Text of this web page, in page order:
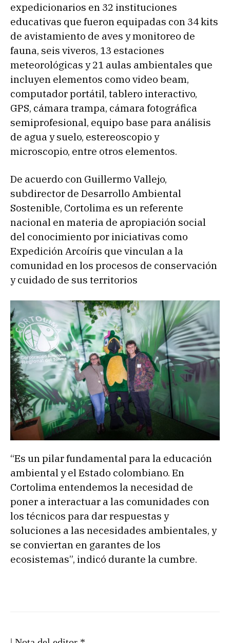
expedicionarios en 32 instituciones
educativas que fueron equipadas con 34 kits
de avistamiento de aves y monitoreo de
fauna, seis viveros, 13 estaciones
meteorológicas y 21 aulas ambientales que
incluyen elementos como video beam,
computador portátil, tablero interactivo,
GPS, cámara trampa, cámara fotográfica
semiprofesional, equipo base para análisis
de agua y suelo, estereoscopio y
microscopio, entre otros elementos.
De acuerdo con Guillermo Vallejo,
subdirector de Desarrollo Ambiental
Sostenible, Cortolima es un referente
nacional en materia de apropiación social
del conocimiento por iniciativas como
Expedición Arcoíris que vinculan a la
comunidad en los procesos de conservación
y cuidado de sus territorios
“Es un pilar fundamental para la educación
ambiental y el Estado colombiano. En
Cortolima entendemos la necesidad de
poner a interactuar a las comunidades con
los técnicos para dar respuestas y
soluciones a las necesidades ambientales, y
se conviertan en garantes de los
ecosistemas”, indicó durante la cumbre.